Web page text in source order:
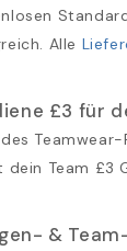
Alle
£3 für
dein Team £3
&